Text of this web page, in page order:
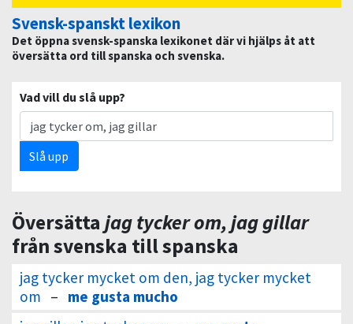
Svensk-spanskt lexikon
Det öppna svensk-spanska lexikonet där vi hjälps åt att
översätta ord till spanska och svenska.
Vad vill du slå upp?
Slå upp
Översätta jag tycker om, jag gillar
från svenska till spanska
jag tycker mycket om den, jag tycker mycket
om – me gusta mucho